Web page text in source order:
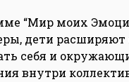
“Мир моих
дети расширяют
себя и
внутри